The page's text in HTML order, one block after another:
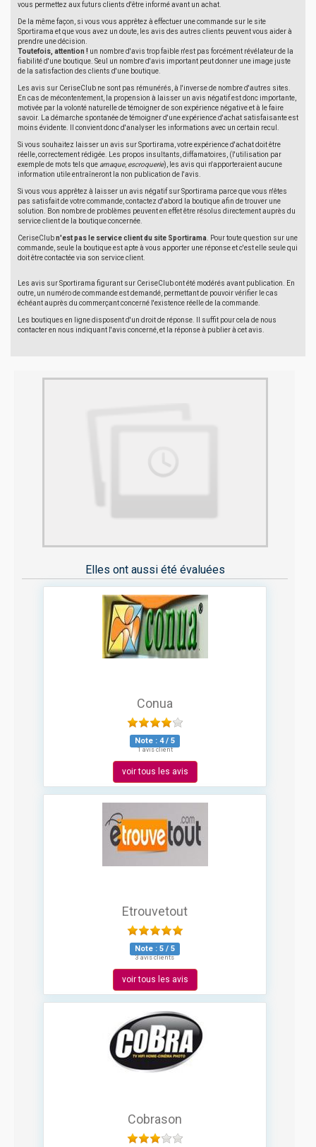
vous permettez aux futurs clients d'être informé avant un achat.
De la même façon, si vous vous apprêtez à effectuer une commande sur le site
Sportirama et que vous avez un doute, les avis des autres clients peuvent vous aider à
prendre une décision.
Toutefois, attention ! un nombre d'avis trop faible n'est pas forcément révélateur de la
fiabilité d'une boutique. Seul un nombre d'avis important peut donner une image juste
de la satisfaction des clients d'une boutique.
Les avis sur CeriseClub ne sont pas rémunérés, à l'inverse de nombre d'autres sites.
En cas de mécontentement, la propension à laisser un avis négatif est donc importante,
motivée par la volonté naturelle de témoigner de son expérience négative et à le faire
savoir. La démarche spontanée de témoigner d'une expérience d'achat satisfaisante est
moins évidente. Il convient donc d'analyser les informations avec un certain recul.
Si vous souhaitez laisser un avis sur Sportirama, votre expérience d'achat doit être
réelle, correctement rédigée. Les propos insultants, diffamatoires, (l'utilisation par
exemple de mots tels que arnaque, escroquerie), les avis qui n'apporteraient aucune
information utile entraîneront la non publication de l'avis.
Si vous vous apprêtez à laisser un avis négatif sur Sportirama parce que vous n'êtes
pas satisfait de votre commande, contactez d'abord la boutique afin de trouver une
solution. Bon nombre de problèmes peuvent en effet être résolus directement auprès du
service client de la boutique concernée.
CeriseClubn'est pas le service client du site Sportirama . Pour toute question sur une
commande, seule la boutique est apte à vous apporter une réponse et c'est elle seule qui
doit être contactée via son service client.
Les avis sur Sportirama figurant sur CeriseClub ont été modérés avant publication. En
outre, un numéro de commande est demandé, permettant de pouvoir vérifier le cas
échéant auprès du commerçant concerné l'existence réelle de la commande.
Les boutiques en ligne disposent d'un droit de réponse. Il suffit pour cela de nous
contacter en nous indiquant l'avis concerné, et la réponse à publier à cet avis.
Elles ont aussi été évaluées
Conua
Note : 4/ 5
1 avis client
voir tous les avis
Etrouvetout
Note : 5 / 5
3 avis clients
voir tous les avis
Cobrason